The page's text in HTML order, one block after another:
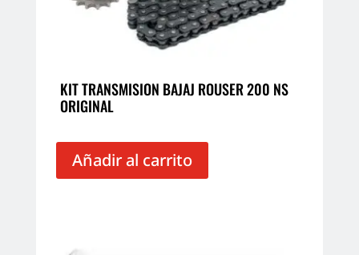
KIT TRANSMISION BAJAJ ROUSER 200 NS
ORIGINAL
Añadir al carrito